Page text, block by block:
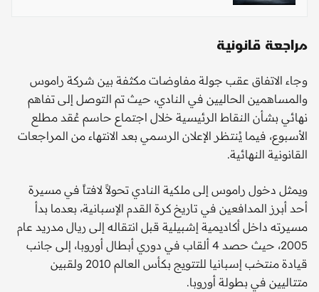
مراجعة قانونية
وجاء الاتفاق عقب جولة مفاوضات مكثفة بين شركة راموس
والمساهمين الحاليين في النادي، حيث تم التوصل إلى تفاهم
نهائي بشأن النقاط الرئيسية خلال اجتماع حاسم عُقد مطلع
الأسبوع، فيما يُنتظر الإعلان الرسمي بعد الانتهاء من المراجعات
القانونية النهائية.
ويمثل دخول راموس إلى ملكية النادي تحولاً لافتاً في مسيرة
أحد أبرز المدافعين في تاريخ كرة القدم الإسبانية، بعدما بدأ
مسيرته داخل أكاديمية إشبيلية قبل انتقاله إلى ريال مدريد عام
2005، حيث حصد 4 ألقاب في دوري أبطال أوروبا، إلى جانب
قيادة منتخب إسبانيا للتتويج بكأس العالم 2010 ولقبين
متتاليين في بطولة أوروبا.